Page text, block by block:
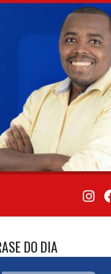
DO DIA